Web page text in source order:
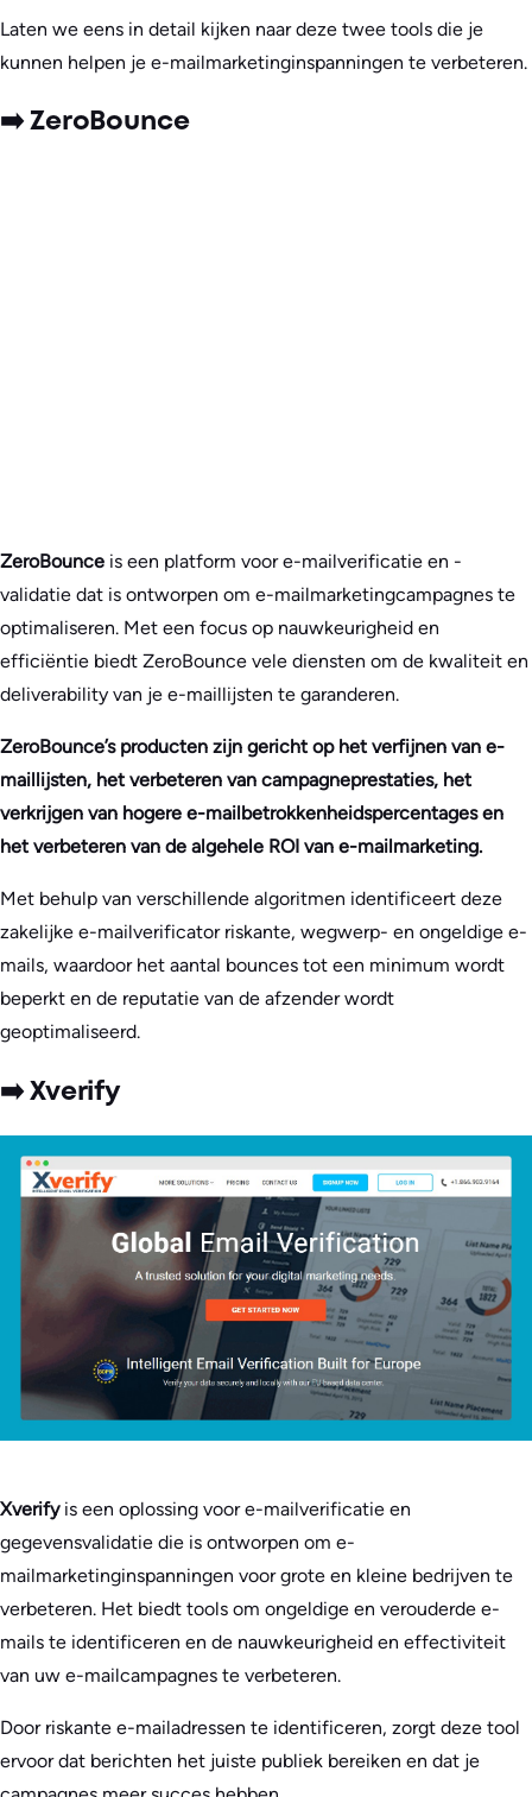
Laten we eens in detail kijken naar deze twee tools die je
kunnen helpen je e-mailmarketinginspanningen te verbeteren.
➡️ ZeroBounce
ZeroBounce is een platform voor e-mailverificatie en -
validatie dat is ontworpen om e-mailmarketingcampagnes te
optimaliseren. Met een focus op nauwkeurigheid en
efficiëntie biedt ZeroBounce vele diensten om de kwaliteit en
deliverability van je e-maillijsten te garanderen.
ZeroBounce’s producten zijn gericht op het verfijnen van e-
maillijsten, het verbeteren van campagneprestaties, het
verkrijgen van hogere e-mailbetrokkenheidspercentages en
het verbeteren van de algehele ROI van e-mailmarketing.
Met behulp van verschillende algoritmen identificeert deze
zakelijke e-mailverificator riskante, wegwerp- en ongeldige e-
mails, waardoor het aantal bounces tot een minimum wordt
beperkt en de reputatie van de afzender wordt
geoptimaliseerd.
➡️ Xverify
Xverify is een oplossing voor e-mailverificatie en
gegevensvalidatie die is ontworpen om e-
mailmarketinginspanningen voor grote en kleine bedrijven te
verbeteren. Het biedt tools om ongeldige en verouderde e-
mails te identificeren en de nauwkeurigheid en effectiviteit
van uw e-mailcampagnes te verbeteren.
Door riskante e-mailadressen te identificeren, zorgt deze tool
ervoor dat berichten het juiste publiek bereiken en dat je